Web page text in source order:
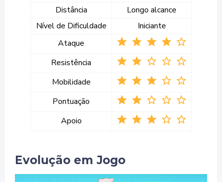
Distância
Longo alcance
Nível de Dificuldade
Iniciante
Ataque
star star star star star_border
Resistência star star star_border star_border star_border
Mobilidade star star star star_border star_border
Pontuação star star star_border star_border star_border
Apoio star star star star_border star_border
Evolução em Jogo